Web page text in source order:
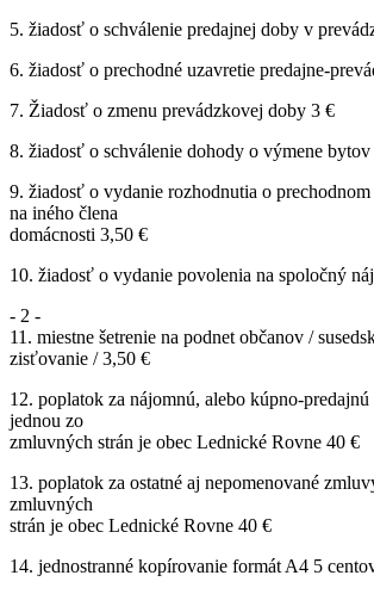
5. žiadosť o schválenie predajnej doby v
6. žiadosť o prechodné uzavretie predajne-
7. Žiadosť o zmenu prevádzkovej doby 3 €
8. žiadosť o schválenie dohody o výmene
9. žiadosť o vydanie rozhodnutia o
na iného člena
domácnosti 3,50 €
10. žiadosť o vydanie povolenia na spoločný
- 2 -
11. miestne šetrenie na podnet občanov /
zisťovanie / 3,50 €
12. poplatok za nájomnú, alebo kúpno-
jednou zo
zmluvných strán je obec Lednické Rovne 40 €
13. poplatok za ostatné aj nepomenované
zmluvných
strán je obec Lednické Rovne 40 €
14. jednostranné kopírovanie formát A4 5